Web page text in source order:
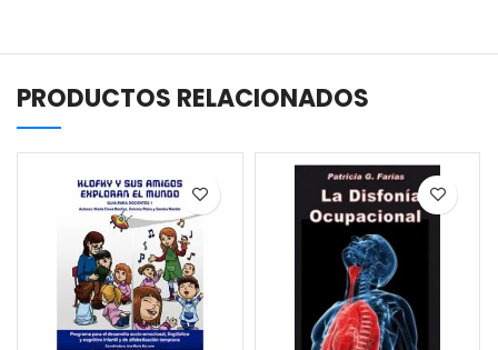
PRODUCTOS RELACIONADOS